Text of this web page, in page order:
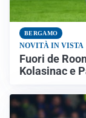
BERGAMO
NOVITÀ IN VISTA
Fuori de
Kolasinac e